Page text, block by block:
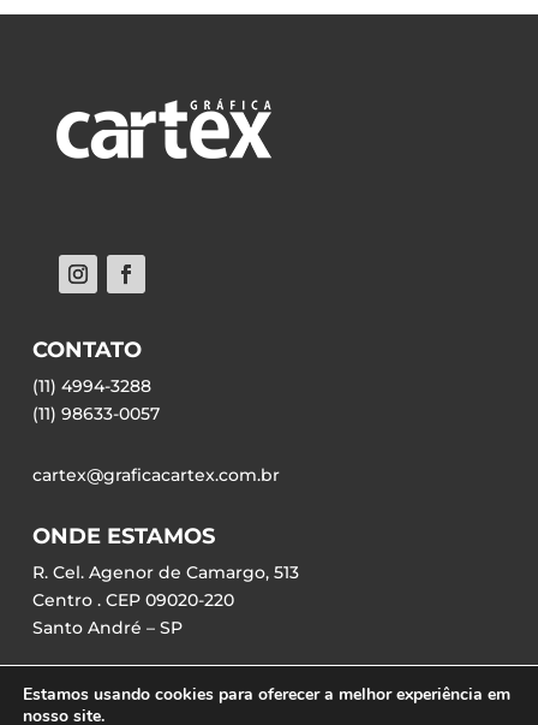
CONTATO
(11) 4994-3288
(11) 98633-0057
cartex@graficacartex.com.br
ONDE ESTAMOS
R. Cel. Agenor de Camargo, 513
Centro . CEP 09020-220
Santo André – SP
Estamos usando cookies para oferecer a melhor experiência em
nosso site.